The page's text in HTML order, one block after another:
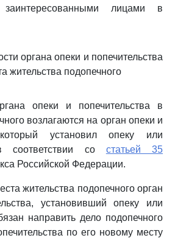
лицами в
органа опеки и попечительства
жительства подопечного
опеки и попечительства в
возлагаются на орган опеки и
который установил опеку или
соответствии со статьей 35
Российской Федерации.
жительства подопечного орган
установивший опеку или
направить дело подопечного
по его новому месту